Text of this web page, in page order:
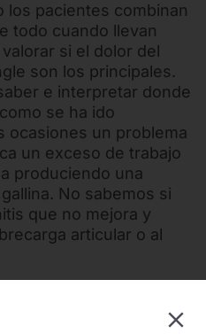
los pacientes combinan
todo cuando llevan
si el dolor del
son los principales.
e interpretar donde
se ha ido
ocasiones un problema
un exceso de trabajo
produciendo una
No sabemos si
que no mejora y
articular o al
queda el foco inicial. De